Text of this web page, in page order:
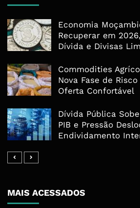
Economia
Recuperar em
Dívida e Divisas
Commodities
Nova Fase de
Oferta Confortável
Dívida Pública
PIB e Pressão
Endividamento
MAIS ACESSADOS